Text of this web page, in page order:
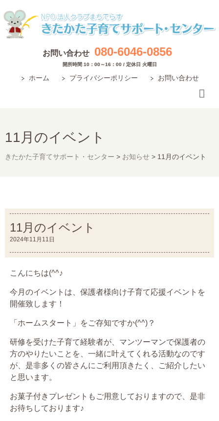
お問い合わせ 080-6046-0856
開所時間 10：00～16：00 / 定休日 火曜日
ホーム プライバシーポリシー お問い合わせ
11月のイベント
きたかた子育てサポート・センター > お知らせ > 11月のイベント
11月のイベント
2024年11月11日
こんにちは(^^♪
今月のイベントは、保護者様向け子育て応援イベントを
開催致します！
「ホームスタート」をご存知ですか(^^)？
研修を受けた子育て経験者が、マンツーマンで保護者の
方のやりたいことを、一緒に叶えてくれる活動なのです
が、是非多くの皆さんにご利用頂きたく、ご紹介したい
と思います。
お菓子付きプレゼントもご用意しておりますので、是非
お待ちしております♪